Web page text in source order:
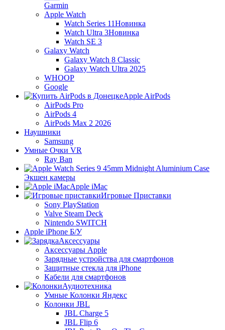
Garmin
Apple Watch
Watch Series 11Новинка
Watch Ultra 3Новинка
Watch SE 3
Galaxy Watch
Galaxy Watch 8 Classic
Galaxy Watch Ultra 2025
WHOOP
Google
Apple AirPods
AirPods Pro
AirPods 4
AirPods Max 2 2026
Наушники
Samsung
Умные Очки VR
Ray Ban
Экшен камеры
Apple iMac
Игровые Приставки
Sony PlayStation
Valve Steam Deck
Nintendo SWITCH
Apple iPhone Б/У
Аксессуары
Аксессуары Apple
Зарядные устройства для смартфонов
Защитные стекла для iPhone
Кабели для смартфонов
Аудиотехника
Умные Колонки Яндекс
Колонки JBL
JBL Charge 5
JBL Flip 6